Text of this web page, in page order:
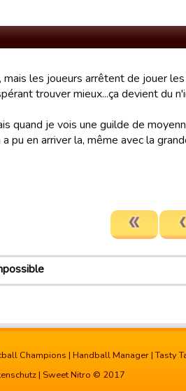
les joueurs arrêtent de jouer
trouver mieux...ça devient du
quand je vois une guilde de
pu en arriver la, même avec la
Champions | Handball Manager |Tasty
| Sweet Nitro © 2017